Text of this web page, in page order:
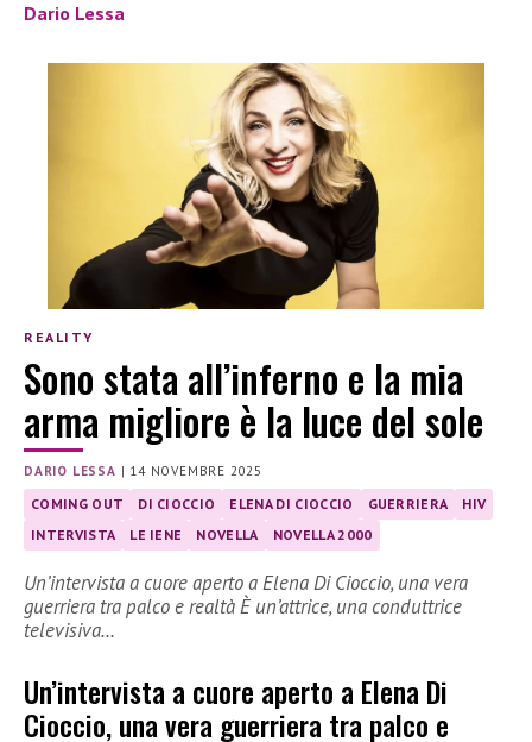
Dario Lessa
REALITY
Sono stata all’inferno e la mia
arma migliore è la luce del sole
DARIO LESSA | 14 NOVEMBRE 2025
COMING OUT DI CIOCCIO ELENA DI CIOCCIO GUERRIERA
HIV
INTERVISTA
LE IENE NOVELLA NOVELLA 2000
Un’intervista a cuore aperto a Elena Di Cioccio, una vera
guerriera tra palco e realtà È un’attrice, una conduttrice
televisiva…
Un’intervista a cuore aperto a Elena Di
Cioccio, una vera guerriera tra palco e